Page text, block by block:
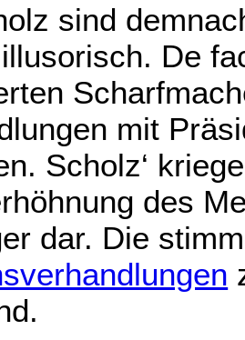
sind
De
mit
Scholz‘
des
dar. Die